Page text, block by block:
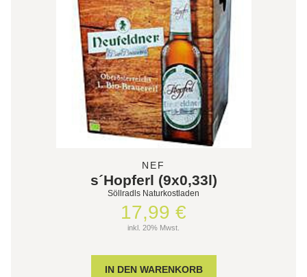
NEF
s´Hopferl (9x0,33l)
Söllradls Naturkostladen
17,99 €
inkl. 20% Mwst.